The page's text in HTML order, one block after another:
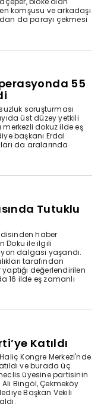
komşusu ve arkadaşı
da parayı çekmesi
55
soruşturması
üst düzey yetkili
dokuz ilde eş
başkanı Erdal
da aralarında
Tutuklu
haber
Doku ile ilgili
dalgası yaşandı.
tarafından
değerlendirilen
16 ilde eş zamanlı
Katıldı
Kongre Merkezi'nde
ve burada üç
üyesine partisinin
Ali Bingöl, Çekmeköy
Başkan Vekili